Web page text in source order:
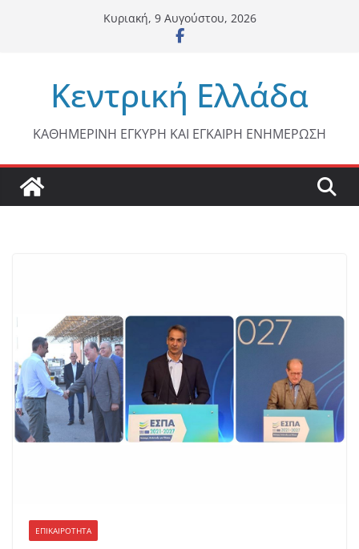
Κυριακή, 9 Αυγούστου, 2026
Κεντρική Ελλάδα
ΚΑΘΗΜΕΡΙΝΗ ΕΓΚΥΡΗ ΚΑΙ ΕΓΚΑΙΡΗ ΕΝΗΜΕΡΩΣΗ
ΕΠΙΚΑΙΡΟΤΗΤΑ